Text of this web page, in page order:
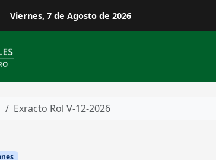
Viernes, 7 de Agosto de 2026
Exracto Rol V-12-2026